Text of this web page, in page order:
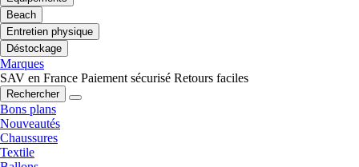
Beach
Entretien physique
Déstockage
Marques
SAV en France Paiement sécurisé Retours faciles
Rechercher
Bons plans
Nouveautés
Chaussures
Textile